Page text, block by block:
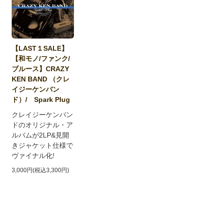
【LAST１SALE】
【和モノ/ファンク/
ブルース】CRAZY
KEN BAND （クレ
イジーケンバン
ド）/ Spark Plug
クレイジーケンバン
ドのオリジナル・ア
ルバムが2LP&見開
きジャケット仕様で
ヴァイナル化!
3,000円(税込3,300円)